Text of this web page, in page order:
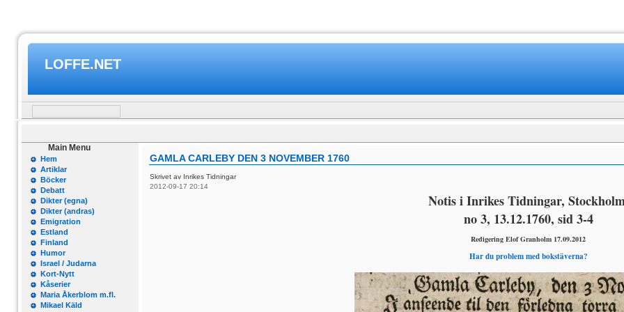
LOFFE.NET
Main Menu
Hem
Artiklar
Böcker
Debatt
Dikter (egna)
Dikter (andras)
Emigration
Estland
Finland
Humor
Israel / Judarna
Kort-Nytt
Kåserier
Maria Åkerblom m.fl.
Mikael Käld
GAMLA CARLEBY DEN 3 NOVEMBER 1760
Skrivet av Inrikes Tidningar
2012-09-17 20:14
Notis i Inrikes Tidningar,
no 3, 13.12.1760, sid 3-4
Redigering Elof Granholm 17.09.2012
Har du problem med bokstäverna?